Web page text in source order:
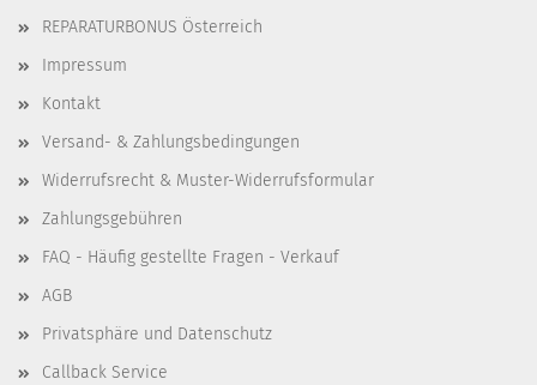
REPARATURBONUS Österreich
Impressum
Kontakt
Versand- & Zahlungsbedingungen
Widerrufsrecht & Muster-Widerrufsformular
Zahlungsgebühren
FAQ - Häufig gestellte Fragen - Verkauf
AGB
Privatsphäre und Datenschutz
Callback Service